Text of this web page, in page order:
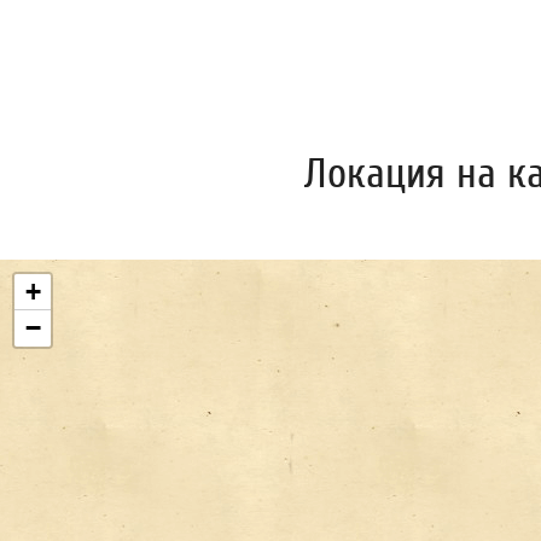
Локация на
+
−